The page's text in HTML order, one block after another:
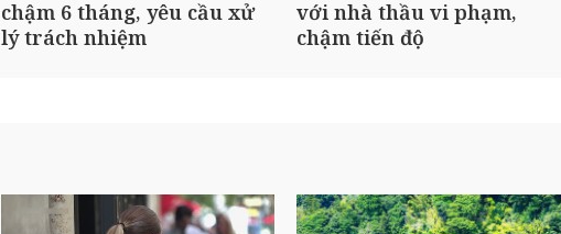
chậm 6 tháng, yêu cầu xử
lý trách nhiệm
với nhà thầu vi phạm,
chậm tiến độ